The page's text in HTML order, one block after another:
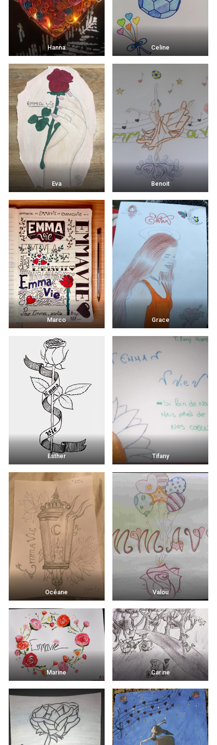
Hanna Celine
Eva Benoit
Marco Grace
Esther Tifany
Océane Valou
Marine Carine